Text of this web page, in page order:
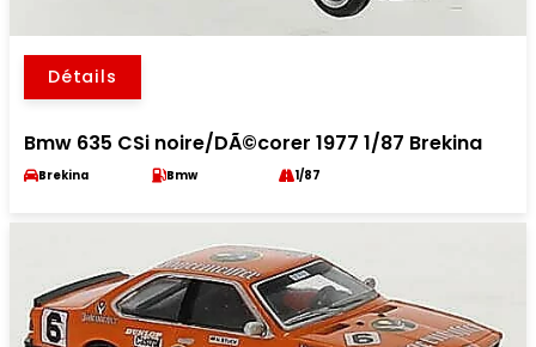
Détails
Bmw 635 CSi noire/DÃ©corer 1977 1/87 Brekina
Brekina Bmw 1/87